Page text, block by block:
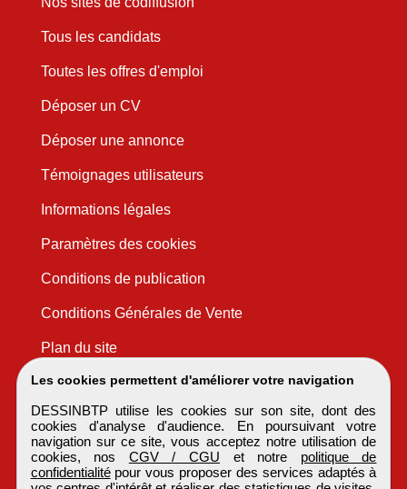
Les cookies permettent d'améliorer votre navigation
DESSINBTP utilise les cookies sur son site, dont des
cookies d'analyse d'audience. En poursuivant votre
navigation sur ce site, vous acceptez notre utilisation de
cookies, nos CGV / CGU et notre politique de
confidentialitépour vous proposer des services adaptés à
Tous les candidats
Toutes les offres d'emploi
Déposer un CV
Déposer une annonce
Témoignages utilisateurs
Informations légales
Paramètres des cookies
Conditions de publication
Conditions Générales de Vente
Plan du site